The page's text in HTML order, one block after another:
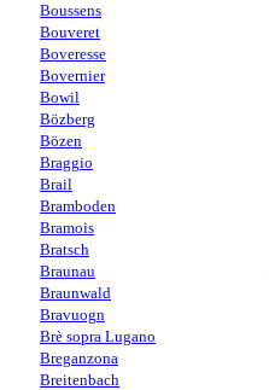
Boussens
Bouveret
Boveresse
Bovernier
Bowil
Bözberg
Bözen
Braggio
Brail
Bramboden
Bramois
Bratsch
Braunau
Braunwald
Bravuogn
Brè sopra Lugano
Breganzona
Breitenbach